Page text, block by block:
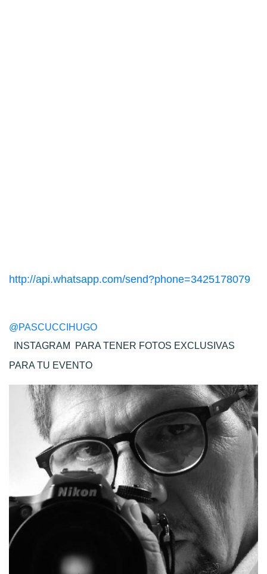
http://api.whatsapp.com/send?phone=3425178079
@PASCUCCIHUGO
INSTAGRAM
PARA TENER FOTOS EXCLUSIVAS
PARA TU EVENTO